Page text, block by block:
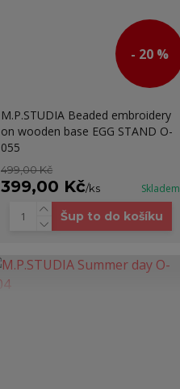
- 20 %
M.P.STUDIA Beaded embroidery
on wooden base EGG STAND O-
055
499,00 Kč
399,00 Kč/ks Skladem
Šup to do košíku